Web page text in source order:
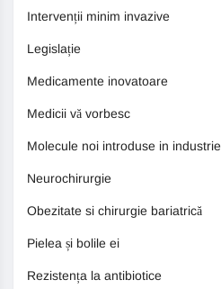
Intervenții minim invazive
Legislație
Medicamente inovatoare
Medicii vă vorbesc
Molecule noi introduse in industrie
Neurochirurgie
Obezitate si chirurgie bariatrică
Pielea și bolile ei
Rezistența la antibiotice